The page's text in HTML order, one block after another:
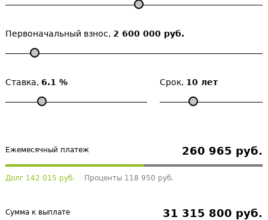
Первоначальный взнос, 2 600 000 руб.
Ставка, 6.1 % Срок, 10 лет
Ежемесячный платеж 260 965 руб.
Долг 142 015 руб. Проценты 118 950 руб.
Сумма к выплате 31 315 800 руб.